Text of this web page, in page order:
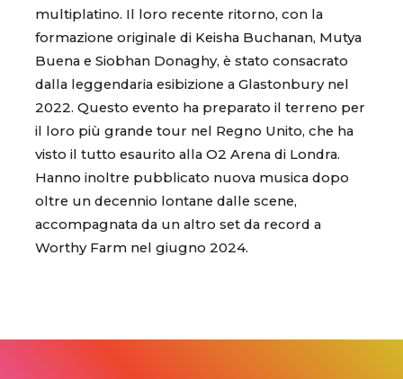
multiplatino. Il loro recente ritorno, con la
formazione originale di Keisha Buchanan, Mutya
Buena e Siobhan Donaghy, è stato consacrato
dalla leggendaria esibizione a Glastonbury nel
2022. Questo evento ha preparato il terreno per
il loro più grande tour nel Regno Unito, che ha
visto il tutto esaurito alla O2 Arena di Londra.
Hanno inoltre pubblicato nuova musica dopo
oltre un decennio lontane dalle scene,
accompagnata da un altro set da record a
Worthy Farm nel giugno 2024.